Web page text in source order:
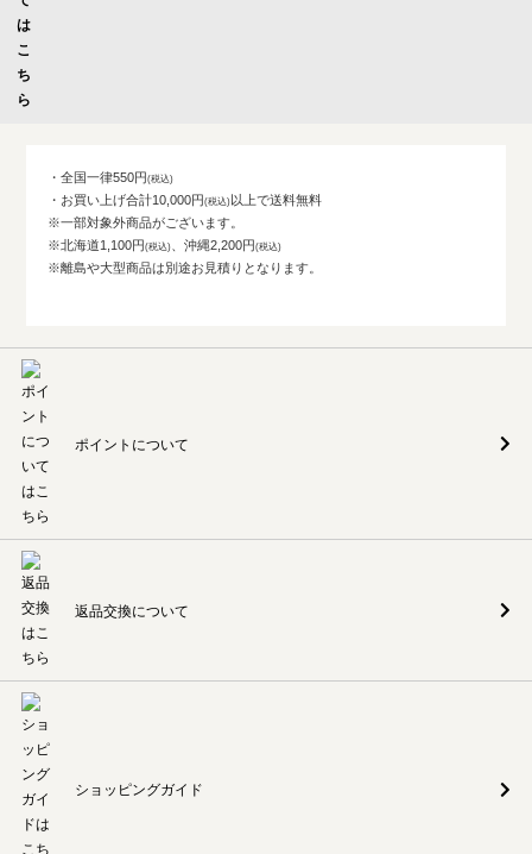
・全国一律550円
・お買い上げ合計10,000円
以上で送料無料
※一部対象外商品がございます。
※北海道1,100円
、沖縄2,200円
※離島や大型商品は別途お見積りとなります。
ポイントについて
返品交換について
ショッピングガイド